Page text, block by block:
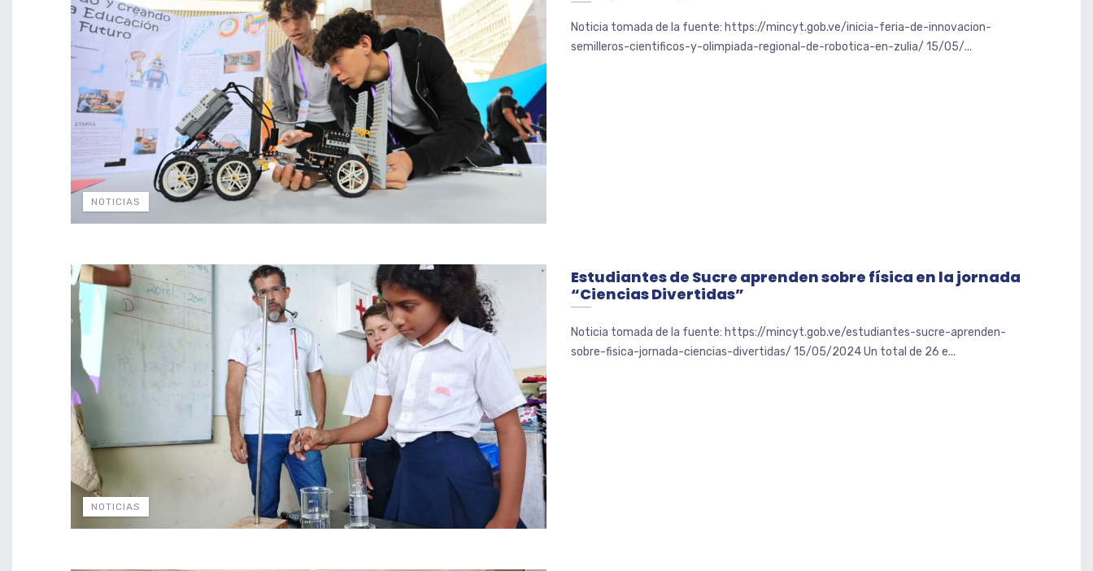
NOTICIAS
Noticia tomada de la fuente: https://mincyt.gob.ve/inicia-feria-de-innovacion-
semilleros-cientificos-y-olimpiada-regional-de-robotica-en-zulia/ 15/05/...
NOTICIAS
Estudiantes de Sucre aprenden sobre física en la jornada
“Ciencias Divertidas”
Noticia tomada de la fuente: https://mincyt.gob.ve/estudiantes-sucre-aprenden-
sobre-fisica-jornada-ciencias-divertidas/ 15/05/2024 Un total de 26 e...